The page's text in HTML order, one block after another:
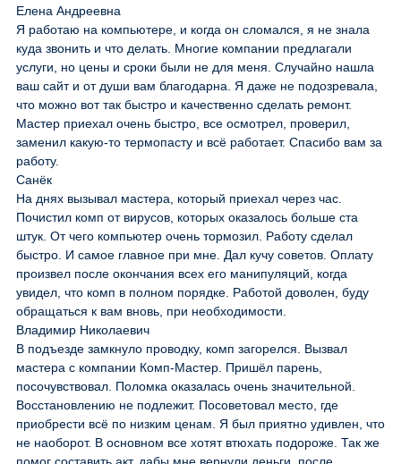
Елена Андреевна
Я работаю на компьютере, и когда он сломался, я не знала
куда звонить и что делать. Многие компании предлагали
услуги, но цены и сроки были не для меня. Случайно нашла
ваш сайт и от души вам благодарна. Я даже не подозревала,
что можно вот так быстро и качественно сделать ремонт.
Мастер приехал очень быстро, все осмотрел, проверил,
заменил какую-то термопасту и всё работает. Спасибо вам за
работу.
Санёк
На днях вызывал мастера, который приехал через час.
Почистил комп от вирусов, которых оказалось больше ста
штук. От чего компьютер очень тормозил. Работу сделал
быстро. И самое главное при мне. Дал кучу советов. Оплату
произвел после окончания всех его манипуляций, когда
увидел, что комп в полном порядке. Работой доволен, буду
обращаться к вам вновь, при необходимости.
Владимир Николаевич
В подъезде замкнуло проводку, комп загорелся. Вызвал
мастера с компании Комп-Мастер. Пришёл парень,
посочувствовал. Поломка оказалась очень значительной.
Восстановлению не подлежит. Посоветовал место, где
приобрести всё по низким ценам. Я был приятно удивлен, что
не наоборот. В основном все хотят втюхать подороже. Так же